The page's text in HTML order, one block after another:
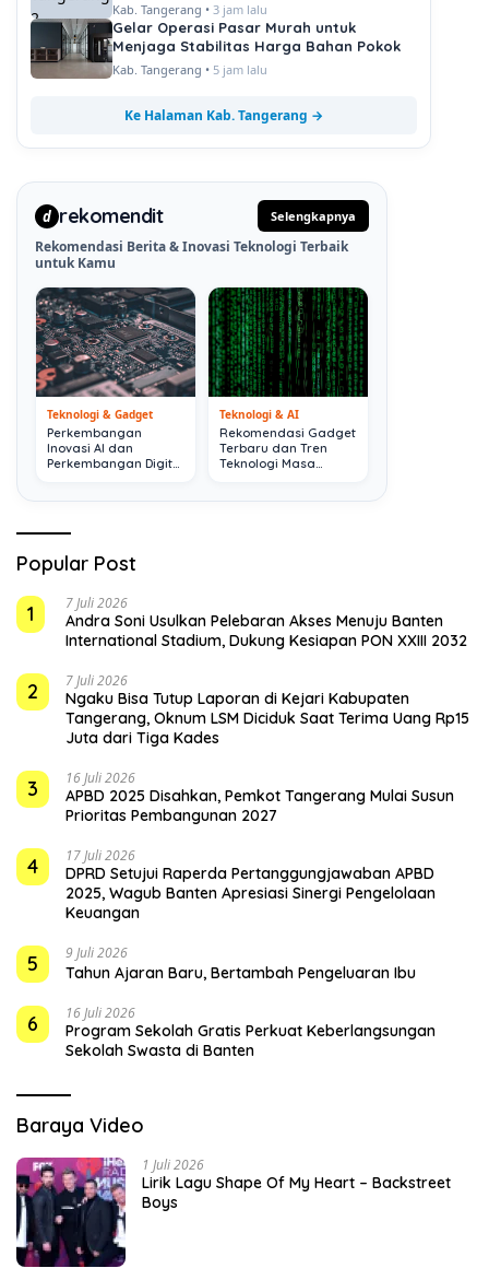
Kab. Tangerang • 3 jam lalu
Gelar Operasi Pasar Murah untuk
Menjaga Stabilitas Harga Bahan Pokok
Kab. Tangerang • 5 jam lalu
Ke Halaman Kab. Tangerang →
d rekomendit Selengkapnya
Rekomendasi Berita & Inovasi Teknologi Terbaik
untuk Kamu
Teknologi & Gadget
Perkembangan
Inovasi AI dan
Perkembangan Digital
Teknologi & AI
Rekomendasi Gadget
Terbaru dan Tren
Teknologi Masa
Popular Post
1
7 Juli 2026
Andra Soni Usulkan Pelebaran Akses Menuju Banten
International Stadium, Dukung Kesiapan PON XXIII 2032
2 7 Juli 2026
Ngaku Bisa Tutup Laporan di Kejari Kabupaten
Tangerang, Oknum LSM Diciduk Saat Terima Uang Rp15
Juta dari Tiga Kades
3 16 Juli 2026
APBD 2025 Disahkan, Pemkot Tangerang Mulai Susun
Prioritas Pembangunan 2027
4 17 Juli 2026
DPRD Setujui Raperda Pertanggungjawaban APBD
2025, Wagub Banten Apresiasi Sinergi Pengelolaan
Keuangan
5 9 Juli 2026
Tahun Ajaran Baru, Bertambah Pengeluaran Ibu
6 16 Juli 2026
Program Sekolah Gratis Perkuat Keberlangsungan
Sekolah Swasta di Banten
Baraya Video
1 Juli 2026
Lirik Lagu Shape Of My Heart – Backstreet
Boys